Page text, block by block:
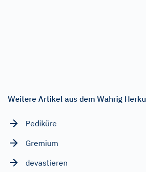
Weitere Artikel aus dem Wahrig
Pediküre
Gremium
devastieren